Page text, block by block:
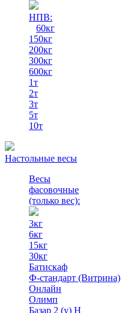
НПВ:
60кг
150кг
200кг
300кг
600кг
1т
2т
3т
5т
10т
Настольные весы
Весы
фасовочные
(только вес):
3кг
6кг
15кг
30кг
Батискаф
Ф-стандарт (Витрина)
Онлайн
Олимп
Базар 2 (у) Н